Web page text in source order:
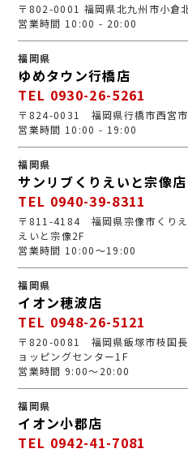
〒802-0001 福岡県北九州市小倉
営業時間 10:00 - 20:00
福岡県
ゆめタウン行橋店
TEL 0930-26-5261
〒824-0031 福岡県行橋市西宮
営業時間 10:00 - 19:00
福岡県
サンリブくりえいと宗像店
TEL 0940-39-8311
〒811-4184 福岡県宗像市くり
えいと宗像2F
営業時間 10:00～19:00
福岡県
イオン穂波店
TEL 0948-26-5121
〒820-0081 福岡県飯塚市枝国
ョッピングセンター1F
営業時間 9:00～20:00
福岡県
イオン小郡店
TEL 0942-41-7081